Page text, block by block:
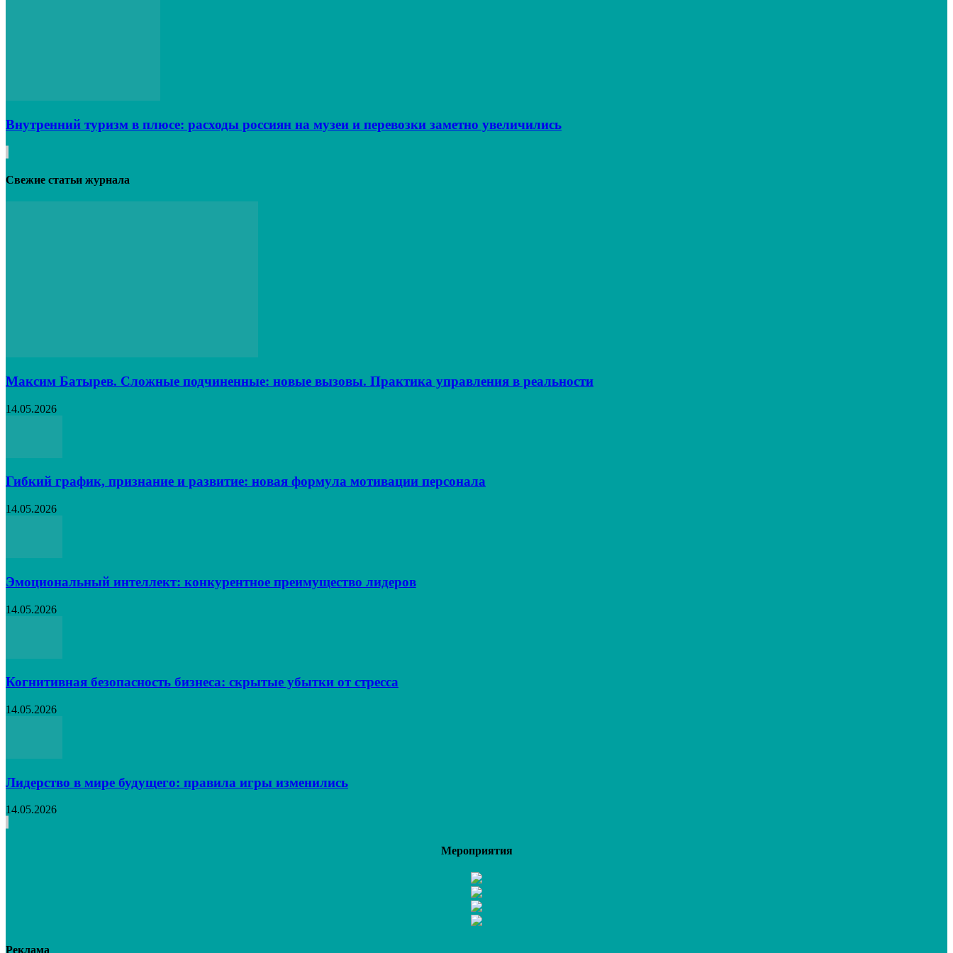
Внутренний туризм в плюсе: расходы россиян на музеи и перевозки заметно увеличились
Свежие статьи журнала
Максим Батырев. Сложные подчиненные: новые вызовы. Практика управления в реальности
14.05.2026
Гибкий график, признание и развитие: новая формула мотивации персонала
14.05.2026
Эмоциональный интеллект: конкурентное преимущество лидеров
14.05.2026
Когнитивная безопасность бизнеса: скрытые убытки от стресса
14.05.2026
Лидерство в мире будущего: правила игры изменились
14.05.2026
Мероприятия
Реклама